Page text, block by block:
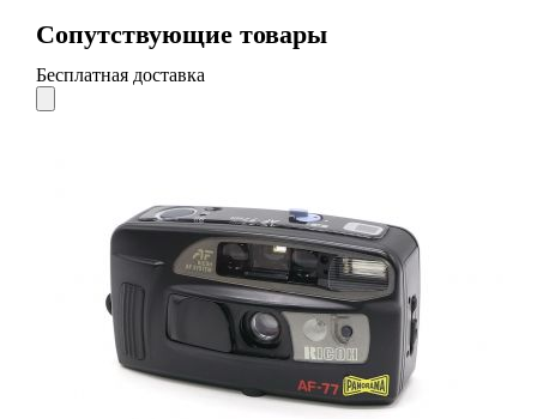
Сопутствующие товары
Бесплатная доставка